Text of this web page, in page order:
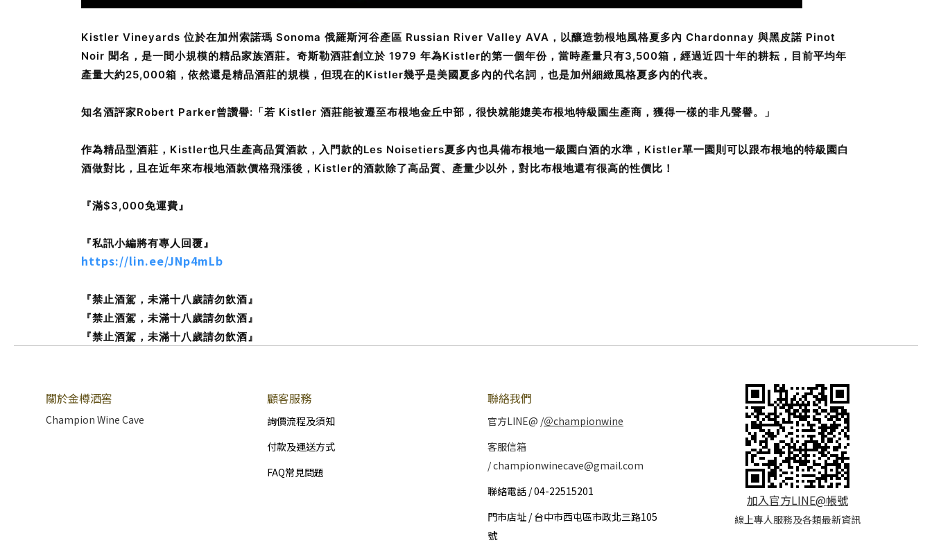
Kistler Vineyards 位於在加州索諾瑪 Sonoma 俄羅斯河谷產區 Russian River Valley AVA，以釀造勃根地風格夏多內 Chardonnay 與黑皮諾 Pinot
Noir 聞名，是一間小規模的精品家族酒莊。奇斯勒酒莊創立於 1979 年為Kistler的第一個年份，當時產量只有3,500箱，經過近四十年的耕耘，目前平均年
產量大約25,000箱，依然還是精品酒莊的規模，但現在的Kistler幾乎是美國夏多內的代名詞，也是加州細緻風格夏多內的代表。
知名酒評家Robert Parker曾讚譽:「若 Kistler 酒莊能被遷至布根地金丘中部，很快就能媲美布根地特級園生產商，獲得一樣的非凡聲譽。」
作為精品型酒莊，Kistler也只生產高品質酒款，入門款的Les Noisetiers夏多內也具備布根地一級園白酒的水準，Kistler單一園則可以跟布根地的特級園白
酒做對比，且在近年來布根地酒款價格飛漲後，Kistler的酒款除了高品質、產量少以外，對比布根地還有很高的性價比！
『滿$3,000免運費』
『私訊小編將有專人回覆』
https://lin.ee/JNp4mLb
『禁止酒駕，未滿十八歲請勿飲酒』
『禁止酒駕，未滿十八歲請勿飲酒』
『禁止酒駕，未滿十八歲請勿飲酒』
關於金樽酒窖
Champion Wine Cave
顧客服務
詢價流程及須知
付款及運送方式
FAQ常見問題
聯絡我們
官方LINE@ /＠championwine
客服信箱
/ championwinecave@gmail.com
聯絡電話 / 04-22515201
門市店址 / 台中市西屯區市政北三路105
號
加入官方LINE@帳號
線上專人服務及各類最新資訊